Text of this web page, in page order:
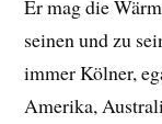
Er mag die
seinen und zu
immer Kölner,
Amerika,